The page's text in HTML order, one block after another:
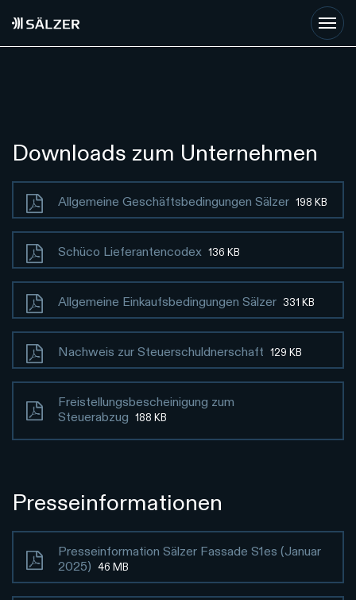
Skip to main content
Downloads zum Unternehmen
Allgemeine Geschäftsbedingungen Sälzer 198 KB
Schüco Lieferantencodex 136 KB
Allgemeine Einkaufsbedingungen Sälzer 331 KB
Nachweis zur Steuerschuldnerschaft 129 KB
Freistellungsbescheinigung zum
Steuerabzug
188 KB
Presseinformationen
Presseinformation Sälzer Fassade S1es (Januar
2025)
46 MB